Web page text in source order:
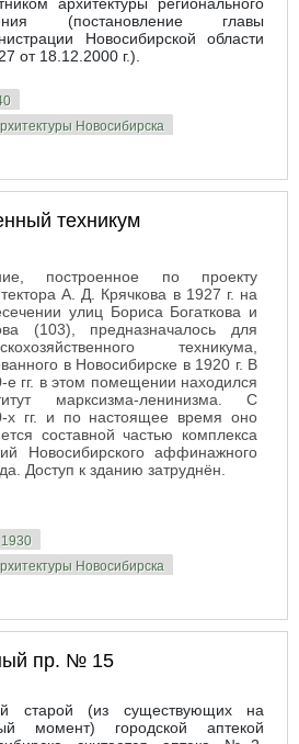
(постановление главы
Новосибирской области
от 18.12.2000 г.).
Новосибирска
техникум
построенное по проекту
А. Д. Крячкова в 1927 г. на
улиц Бориса Богаткова и
(103), предназначалось для
техникума,
в Новосибирске в 1920 г. В
е гг. в этом помещении находился
марксизма-ленинизма. С
х гг. и по настоящее время оно
составной частью комплекса
Новосибирского аффинажного
Доступ к зданию затруднён.
Новосибирска
пр. № 15
старой (из существующих на
момент) городской аптекой